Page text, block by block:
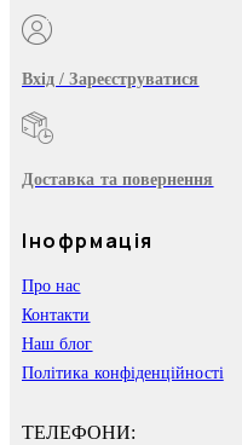
Вхід / Зареєструватися
Доставка та повернення
Інофрмація
Про нас
Контакти
Наш блог
Політика конфіденційності
ТЕЛЕФОНИ: